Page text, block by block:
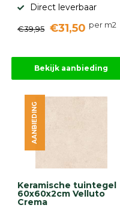
Direct leverbaar
€39,95 €31,50 per m2
Bekijk aanbieding
Keramische tuintegel
60x60x2cm Velluto
Crema
AANBIEDING